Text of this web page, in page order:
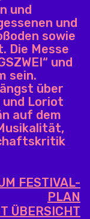
und
und
sowie
Die Messe
und
sein.
über
und Loriot
auf dem
FESTIVAL-
PLAN
ÜBERSICHT